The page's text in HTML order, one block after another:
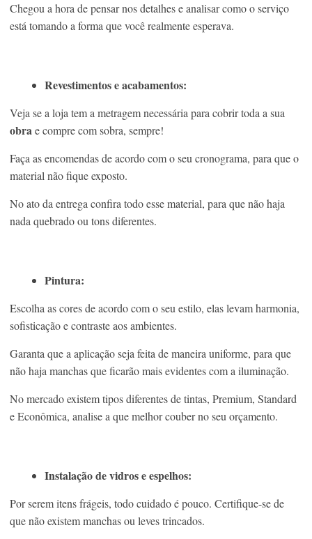
Chegou a hora de pensar nos detalhes e analisar como o serviço
está tomando a forma que você realmente esperava.
Revestimentos e acabamentos:
Veja se a loja tem a metragem necessária para cobrir toda a sua
obra e compre com sobra, sempre!
Faça as encomendas de acordo com o seu cronograma, para que o
material não fique exposto.
No ato da entrega confira todo esse material, para que não haja
nada quebrado ou tons diferentes.
Pintura:
Escolha as cores de acordo com o seu estilo, elas levam harmonia,
sofisticação e contraste aos ambientes.
Garanta que a aplicação seja feita de maneira uniforme, para que
não haja manchas que ficarão mais evidentes com a iluminação.
No mercado existem tipos diferentes de tintas, Premium, Standard
e Econômica, analise a que melhor couber no seu orçamento.
Instalação de vidros e espelhos:
Por serem itens frágeis, todo cuidado é pouco. Certifique-se de
que não existem manchas ou leves trincados.